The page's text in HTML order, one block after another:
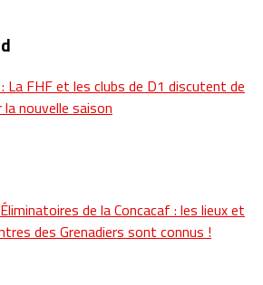
FHF et les clubs de D1 discutent de
nouvelle saison
de la Concacaf : les lieux et
des Grenadiers sont connus !